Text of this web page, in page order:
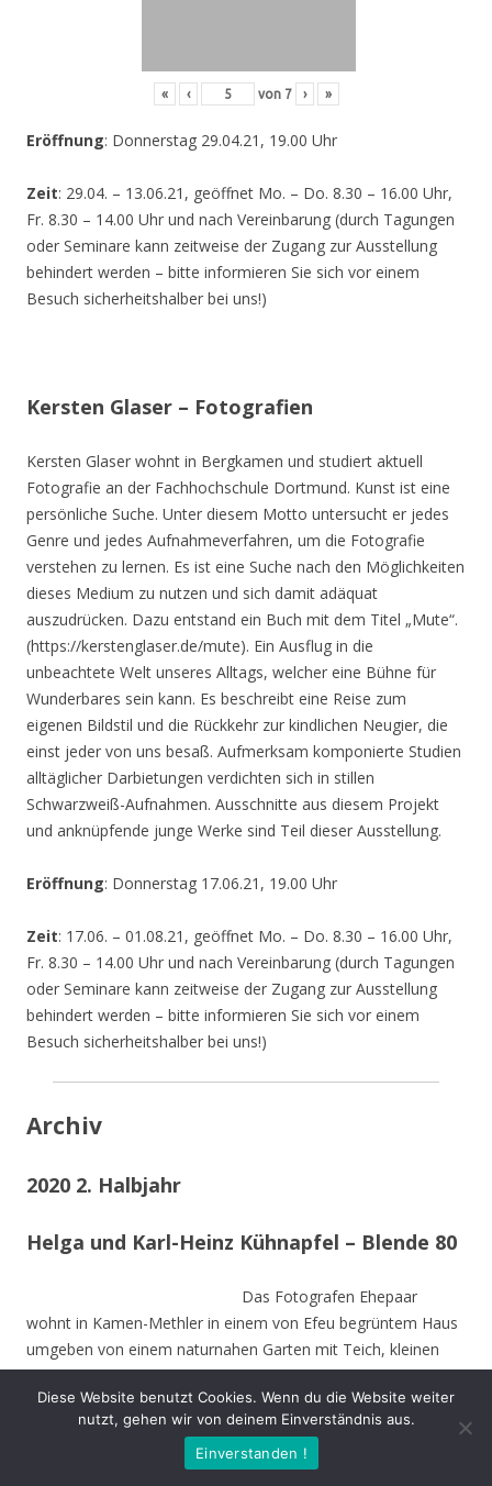
« ‹ von 7 › »
Eröffnung: Donnerstag 29.04.21, 19.00 Uhr
Zeit: 29.04. – 13.06.21, geöffnet Mo. – Do. 8.30 – 16.00 Uhr,
Fr. 8.30 – 14.00 Uhr und nach Vereinbarung (durch Tagungen
oder Seminare kann zeitweise der Zugang zur Ausstellung
behindert werden – bitte informieren Sie sich vor einem
Besuch sicherheitshalber bei uns!)
Kersten Glaser – Fotografien
Kersten Glaser wohnt in Bergkamen und studiert aktuell
Fotografie an der Fachhochschule Dortmund. Kunst ist eine
persönliche Suche. Unter diesem Motto untersucht er jedes
Genre und jedes Aufnahmeverfahren, um die Fotografie
verstehen zu lernen. Es ist eine Suche nach den Möglichkeiten
dieses Medium zu nutzen und sich damit adäquat
auszudrücken. Dazu entstand ein Buch mit dem Titel „Mute“.
(https://kerstenglaser.de/mute). Ein Ausflug in die
unbeachtete Welt unseres Alltags, welcher eine Bühne für
Wunderbares sein kann. Es beschreibt eine Reise zum
eigenen Bildstil und die Rückkehr zur kindlichen Neugier, die
einst jeder von uns besaß. Aufmerksam komponierte Studien
alltäglicher Darbietungen verdichten sich in stillen
Schwarzweiß-Aufnahmen. Ausschnitte aus diesem Projekt
und anknüpfende junge Werke sind Teil dieser Ausstellung.
Eröffnung: Donnerstag 17.06.21, 19.00 Uhr
Zeit: 17.06. – 01.08.21, geöffnet Mo. – Do. 8.30 – 16.00 Uhr,
Fr. 8.30 – 14.00 Uhr und nach Vereinbarung (durch Tagungen
oder Seminare kann zeitweise der Zugang zur Ausstellung
behindert werden – bitte informieren Sie sich vor einem
Besuch sicherheitshalber bei uns!)
Archiv
2020 2. Halbjahr
Helga und Karl-Heinz Kühnapfel – Blende 80
Das Fotografen Ehepaar
wohnt in Kamen-Methler in einem von Efeu begrüntem Haus
umgeben von einem naturnahen Garten mit Teich, kleinen
naturnahen Wiesen, Obstbäumen und weiteren hohen
Bäumen. Die Stämme der von Stürmen gefällten Bäume sind
zu Teilen im Garten integriert und dienen vielen Insekten und
Vögeln als Nahrungs-und Brutstätte.
Diese Website benutzt Cookies. Wenn du die Website weiter
nutzt, gehen wir von deinem Einverständnis aus.
Einverstanden !